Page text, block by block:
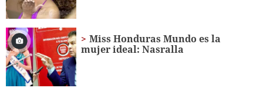
Miss Honduras Mundo es la
mujer ideal: Nasralla